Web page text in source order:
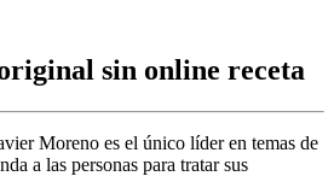
sin online receta
Moreno es el único líder en temas de
a las personas para tratar sus